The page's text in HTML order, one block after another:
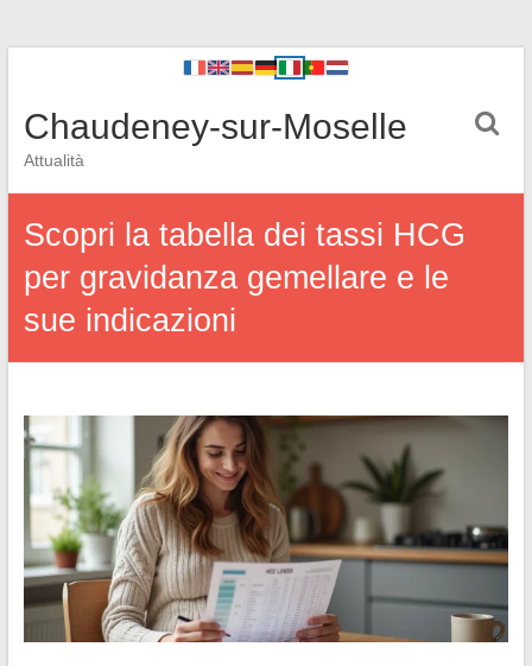
Chaudeney-sur-Moselle
Attualità
Scopri la tabella dei tassi HCG
per gravidanza gemellare e le
sue indicazioni